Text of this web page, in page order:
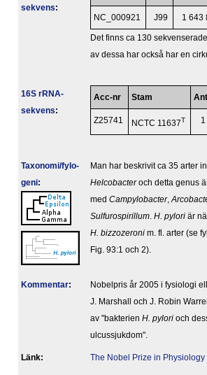
sekvens:
NC_000921 J99 1 643
Det finns ca 130
av dessa har också har en
16S rRNA-
sekvens:
Acc-nr Stam
Z25741 NCTC 11637T
Taxonomi/fylo­
geni:
Man har beskrivit ca 35 arter
Helcobacteroch detta genus
med Campylobacter,
Sulfurospirillum H. pylori är
H. bizzozeroni m. fl. arter (se
Fig. 93:1 och 2).
Kommentar:
Nobelpris år 2005 i fysiologi
J. Marshall och J. Robin
av "bakterien H. pylori och
ulcussjukdom".
Länk: The Nobel Prize in